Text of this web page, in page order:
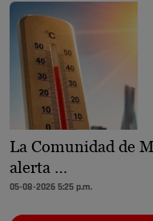
La Comunidad de
alerta …
05-08-2026 5:25 p.m.